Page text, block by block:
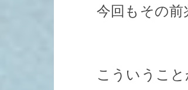
今回もその
こういうこ